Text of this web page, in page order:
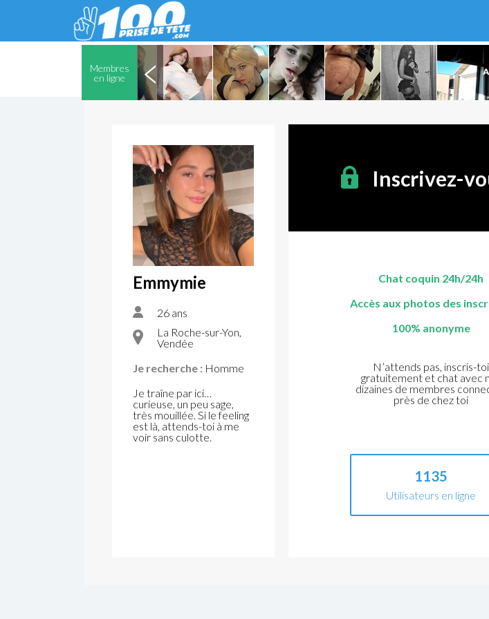
Membres
en ligne
Emmymie
26 ans
La Roche-sur-Yon,
Vendée
Je recherche : Homme
Je traîne par ici…
curieuse, un peu sage,
très mouillée. Si le feeling
est là, attends-toi à me
voir sans culotte.
Inscrivez-
Chat coquin 24h/24h
Accès aux photos des
100% anonyme
N’attends pas, inscris-toi
gratuitement et chat avec
dizaines de membres
près de chez toi
1135
Utilisateurs en ligne